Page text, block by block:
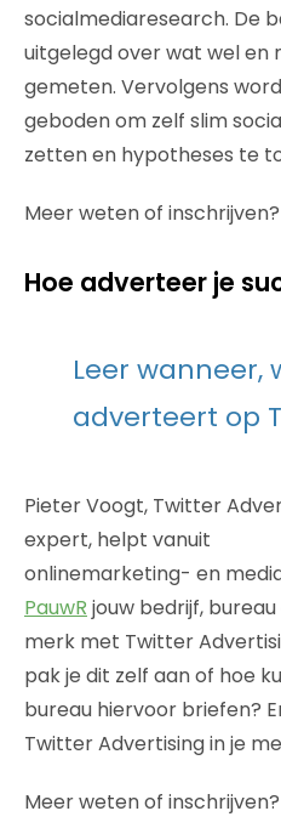
socialmediaresearch. De
uitgelegd over wat wel en
gemeten. Vervolgens
geboden om zelf slim
zetten en hypotheses te
Meer weten of inschrijven?
Hoe adverteer je
Leer wanneer,
adverteert op
Pieter Voogt, Twitter
expert, helpt vanuit
onlinemarketing- en
PauwR jouw bedrijf, bureau
merk met Twitter
pak je dit zelf aan of hoe
bureau hiervoor briefen?
Twitter Advertising in je
Meer weten of inschrijven?